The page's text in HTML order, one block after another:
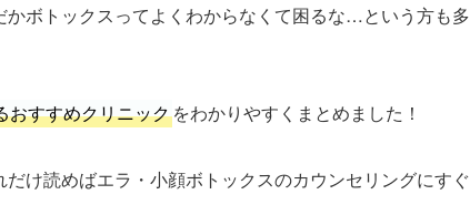
ボトックスってよくわからなくて困るな…という方も多
おすすめクリニックをわかりやすくまとめました！
け読めばエラ・小顔ボトックスのカウンセリングにすぐ